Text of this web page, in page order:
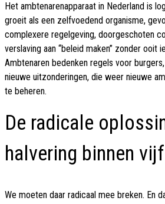
Het ambtenarenapparaat in Nederland is
groeit als een zelfvoedend organisme,
complexere regelgeving, doorgeschoten
verslaving aan “beleid maken” zonder ooit
Ambtenaren bedenken regels voor
nieuwe uitzonderingen, die weer nieuwe
te beheren.
De radicale
halvering binnen
We moeten daar radicaal mee breken. En